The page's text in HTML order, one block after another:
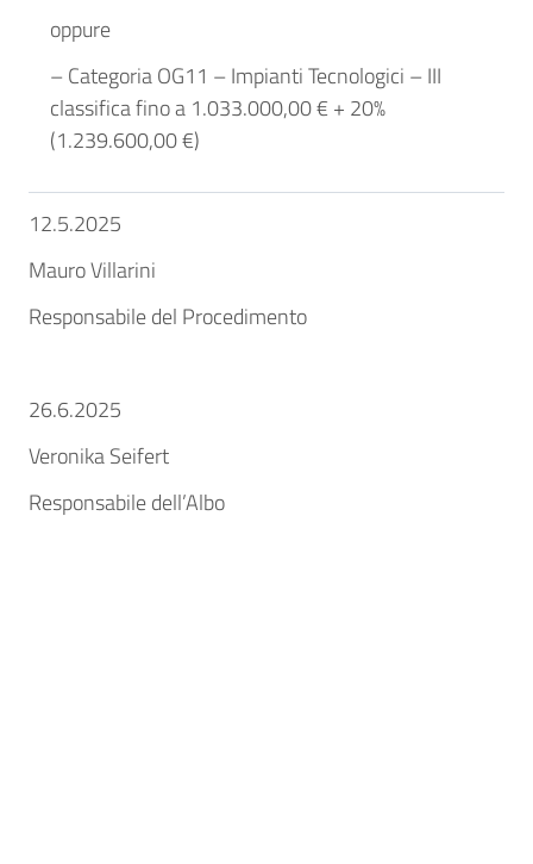
oppure
– Categoria OG11 – Impianti Tecnologici – III
classifica fino a 1.033.000,00 € + 20%
(1.239.600,00 €)
12.5.2025
Mauro Villarini
Responsabile del Procedimento
26.6.2025
Veronika Seifert
Responsabile dell’Albo